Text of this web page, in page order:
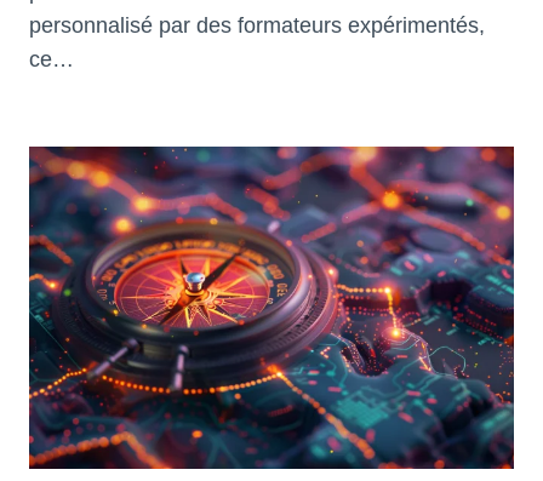
personnalisé par des formateurs expérimentés,
ce…